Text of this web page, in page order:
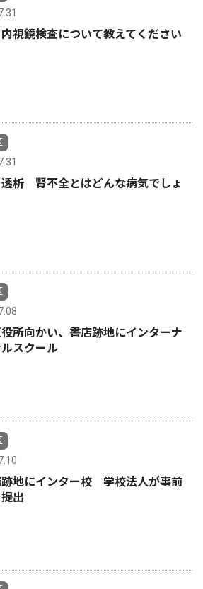
視鏡検査について教えてください
透析 腎不全とはどんな病気でしょ
所向かい、書店跡地にインターナ
スクール
地にインター校 学校法人が事前
出